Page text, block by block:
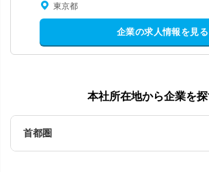
東京都
企業の求人情報を見る
本社所在地から企業を
首都圏